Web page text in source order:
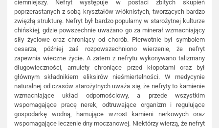
ciemniejszy. Nefryt występuje w postaci zbitych skupień
poprzerastanych z sobą kryształów włóknistych, tworzących bardzo
zwięzłą strukturę. Nefryt był bardzo popularny w starożytnej kulturze
chińskiej, gdzie powszechnie uważano go za minerał wzmacniający
siły życiowe oraz chroniący od chorób. Pierwotnie był symbolem
cesarza, później zaś rozpowszechniono wierzenie, że nefryt
zapewnia wieczne życie. A zatem z nefrytu wykonywano talizmany
długowieczności, amulety chroniące przed kłopotami oraz był
głównym składnikiem eliksirów nieśmiertelności. W medycynie
naturalnej od czasów starożytnych uważa się, że nefryty to kamienie
wzmacniające układ odpornościowy, a przede wszystkim
wspomagające pracę nerek, odtruwające organizm i regulujące
gospodarkę wodną, hamujące wzrost kamieni nerkowych oraz
wspomagające leczenie dny moczanowej. Niektórzy wierzą, że nefryt